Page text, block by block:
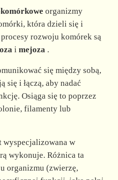
o
organizmy
która dzieli się i
rozwoju komórek są
i mejoza.
się między sobą,
się i łączą, aby nadać
Osiąga się to poprzez
filamenty lub
wyspecjalizowana w
wykonuje. Różnica ta
organizmu (zwierzę,